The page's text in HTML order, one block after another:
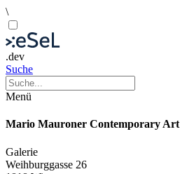
\
.dev
Suche
Menü
Mario Mauroner Contemporary Art
Galerie
Weihburggasse 26